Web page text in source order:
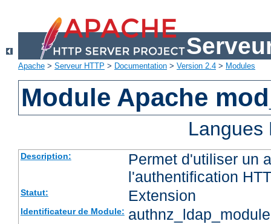
Apache > Serveur HTTP > Documentation > Version 2.4 > Modules
Module Apache
Description:
Permet d'utiliser un
l'authentification
Statut: Extension
Identificateur de Module: authnz_ldap_module